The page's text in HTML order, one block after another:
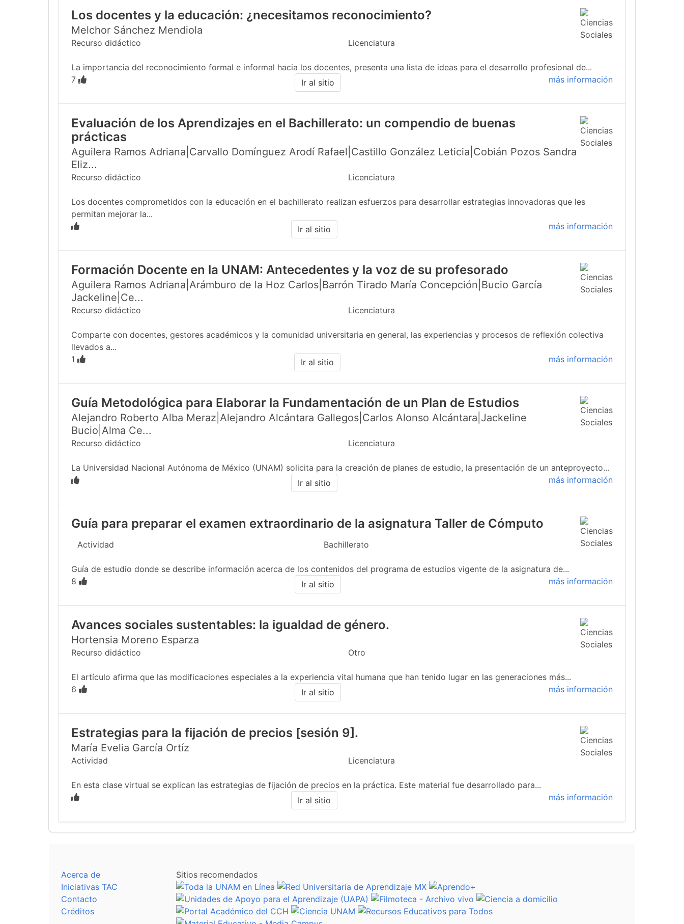
Los docentes y la educación: ¿necesitamos reconocimiento?
Melchor Sánchez Mendiola
Recurso didáctico Licenciatura
La importancia del reconocimiento formal e informal hacia los docentes, presenta una lista de ideas para el desarrollo profesional de...
7
más información
Ir al sitio
Evaluación de los Aprendizajes en el Bachillerato: un compendio de buenas
prácticas
Aguilera Ramos Adriana|Carvallo Domínguez Arodí Rafael|Castillo González Leticia|Cobián Pozos Sandra
Eliz...
Recurso didáctico Licenciatura
Los docentes comprometidos con la educación en el bachillerato realizan esfuerzos para desarrollar estrategias innovadoras que les
permitan mejorar la...
más información
Ir al sitio
Formación Docente en la UNAM: Antecedentes y la voz de su profesorado
Aguilera Ramos Adriana|Arámburo de la Hoz Carlos|Barrón Tirado María Concepción|Bucio García
Jackeline|Ce...
Recurso didáctico Licenciatura
Comparte con docentes, gestores académicos y la comunidad universitaria en general, las experiencias y procesos de reflexión colectiva
llevados a...
1
más información
Ir al sitio
Guía Metodológica para Elaborar la Fundamentación de un Plan de Estudios
Alejandro Roberto Alba Meraz|Alejandro Alcántara Gallegos|Carlos Alonso Alcántara|Jackeline
Bucio|Alma Ce...
Recurso didáctico Licenciatura
La Universidad Nacional Autónoma de México (UNAM) solicita para la creación de planes de estudio, la presentación de un anteproyecto...
más información
Ir al sitio
Guía para preparar el examen extraordinario de la asignatura Taller de Cómputo
Actividad Bachillerato
Guía de estudio donde se describe información acerca de los contenidos del programa de estudios vigente de la asignatura de...
8
más información
Ir al sitio
Avances sociales sustentables: la igualdad de género.
Hortensia Moreno Esparza
Recurso didáctico Otro
El artículo afirma que las modificaciones especiales a la experiencia vital humana que han tenido lugar en las generaciones más...
6
más información
Ir al sitio
Estrategias para la fijación de precios [sesión 9].
María Evelia García Ortíz
Actividad Licenciatura
En esta clase virtual se explican las estrategias de fijación de precios en la práctica. Este material fue desarrollado para...
más información
Ir al sitio
Acerca de
Iniciativas TAC
Contacto
Créditos
Sitios recomendados